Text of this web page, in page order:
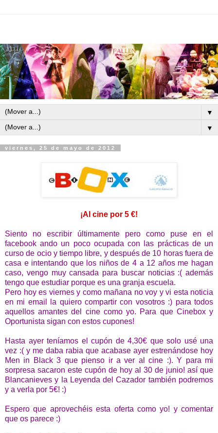
▼
▼
viernes, 25 de mayo de 2012
¡Al cine por 5 €!
Siento no escribir últimamente pero como puse en el
facebook ando un poco ocupada con las prácticas de un
curso de ocio y tiempo libre, y después de 10 horas fuera de
casa e intentando que los niños de 4 a 12 años me hagan
caso, vengo muy cansada para buscar noticias :( además
tengo que estudiar porque es una granja escuela.
Pero hoy es viernes y como mañana no voy y vi esta noticia
en mi email la quiero compartir con vosotros :) para todos
aquellos amantes del cine como yo. Para que Cinebox y
Oportunista sigan con estos cupones!
Hasta ayer teníamos el cupón de 4,30€ que solo usé una
vez :( y me daba rabia que acabase ayer estrenándose hoy
Men in Black 3 que pienso ir a ver al cine :). Y para mi
sorpresa sacaron este cupón de hoy al 30 de junio! así que
Blancanieves y la Leyenda del Cazador también podremos
y a verla por 5€! :)
Espero que aprovechéis esta oferta como yo! y comentar
que os parece :)